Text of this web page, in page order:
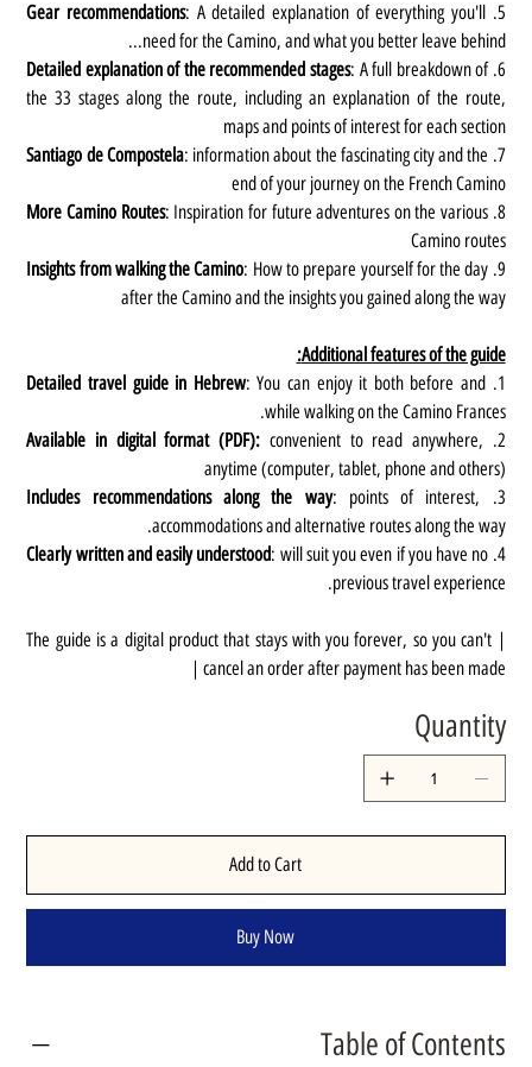
5.
Gear recommendations: A detailed explanation of everything you'll
need for the Camino, and what you better leave behind...
6.
Detailed explanation of the recommended stages: A full breakdown of
the 33 stages along the route, including an explanation of the route,
maps and points of interest for each section
7.
Santiago de Compostela: information about the fascinating city and the
end of your journey on the French Camino
8.
More Camino Routes: Inspiration for future adventures on the various
Camino routes
9.
Insights from walking the Camino: How to prepare yourself for the day
after the Camino and the insights you gained along the way
Additional features of the guide:
1.
Detailed travel guide in Hebrew: You can enjoy it both before and
while walking on the Camino Frances.
2.
Available in digital format (PDF): convenient to read anywhere,
anytime (computer, tablet, phone and others)
3.
Includes recommendations along the way: points of interest,
accommodations and alternative routes along the way.
4.
Clearly written and easily understood: will suit you even if you have no
previous travel experience.
| The guide is a digital product that stays with you forever, so you can't
cancel an order after payment has been made |
Quantity
Add to Cart
Buy Now
Table of Contents